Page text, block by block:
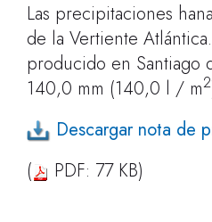
Las precipitaciones
de la Vertiente
producido en Santiago
140,0 mm (140,0 l / m2
Descargar nota de
(
PDF: 77 KB)